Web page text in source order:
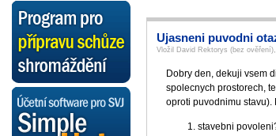
Ujasneni puvodni
Vložil David Rektorys (bez
Dobry den, dekuji vsem
spolecnych prostorech,
oproti puvodnimu stavu).
stavebni